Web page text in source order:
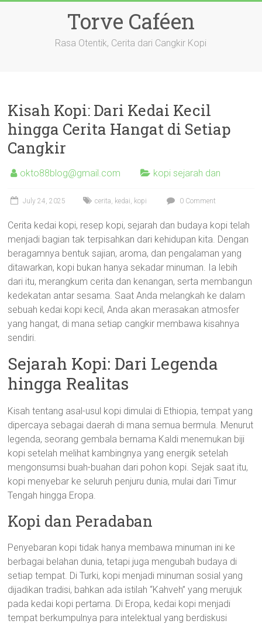
Torve Caféen
Rasa Otentik, Cerita dari Cangkir Kopi
Kisah Kopi: Dari Kedai Kecil
hingga Cerita Hangat di Setiap
Cangkir
okto88blog@gmail.com kopi sejarah dan
July 24, 2025 cerita, kedai, kopi 0 Comment
Cerita kedai kopi, resep kopi, sejarah dan budaya kopi telah
menjadi bagian tak terpisahkan dari kehidupan kita. Dengan
beragamnya bentuk sajian, aroma, dan pengalaman yang
ditawarkan, kopi bukan hanya sekadar minuman. Ia lebih
dari itu, merangkum cerita dan kenangan, serta membangun
kedekatan antar sesama. Saat Anda melangkah ke dalam
sebuah kedai kopi kecil, Anda akan merasakan atmosfer
yang hangat, di mana setiap cangkir membawa kisahnya
sendiri.
Sejarah Kopi: Dari Legenda
hingga Realitas
Kisah tentang asal-usul kopi dimulai di Ethiopia, tempat yang
dipercaya sebagai daerah di mana semua bermula. Menurut
legenda, seorang gembala bernama Kaldi menemukan biji
kopi setelah melihat kambingnya yang energik setelah
mengonsumsi buah-buahan dari pohon kopi. Sejak saat itu,
kopi menyebar ke seluruh penjuru dunia, mulai dari Timur
Tengah hingga Eropa.
Kopi dan Peradaban
Penyebaran kopi tidak hanya membawa minuman ini ke
berbagai belahan dunia, tetapi juga mengubah budaya di
setiap tempat. Di Turki, kopi menjadi minuman sosial yang
dijadikan tradisi, bahkan ada istilah “Kahveh” yang merujuk
pada kedai kopi pertama. Di Eropa, kedai kopi menjadi
tempat berkumpulnya para intelektual yang berdiskusi